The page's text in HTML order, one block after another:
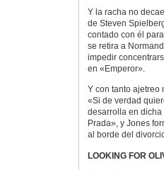
Y la racha no
de Steven
contado con él
se retira a
impedir
en «Emperor».
Y con tanto ajetreo
«Si de verdad
desarrolla en
Prada», y Jones
al borde del
LOOKING FOR